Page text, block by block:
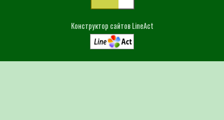
Конструктор сайтов LineAct